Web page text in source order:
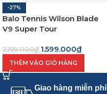
-27%
Balo Tennis Wilson Blade
V9 Super Tour
2.199.000₫ 1.599.000₫
THÊM VÀO GIỎ HÀNG
Giao hàng miễn phí